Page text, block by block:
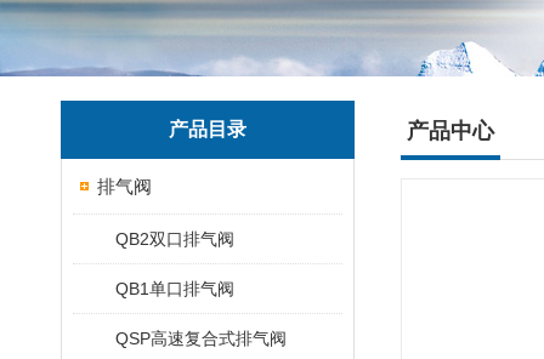
产品目录
排气阀
QB2双口排气阀
QB1单口排气阀
QSP高速复合式排气阀
产品中心